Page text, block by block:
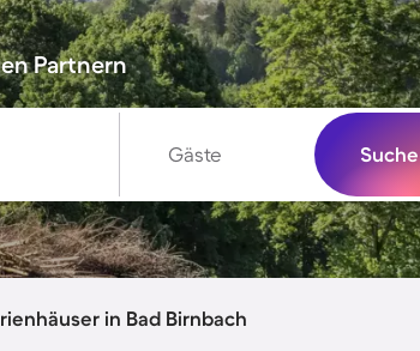
Partnern
Gäste Suche
in Bad Birnbach